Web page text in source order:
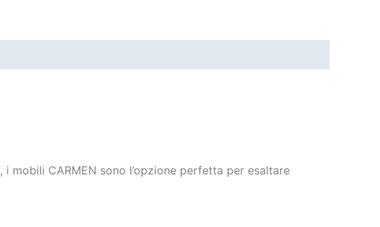
CARMEN sono l’opzione perfetta per esaltare